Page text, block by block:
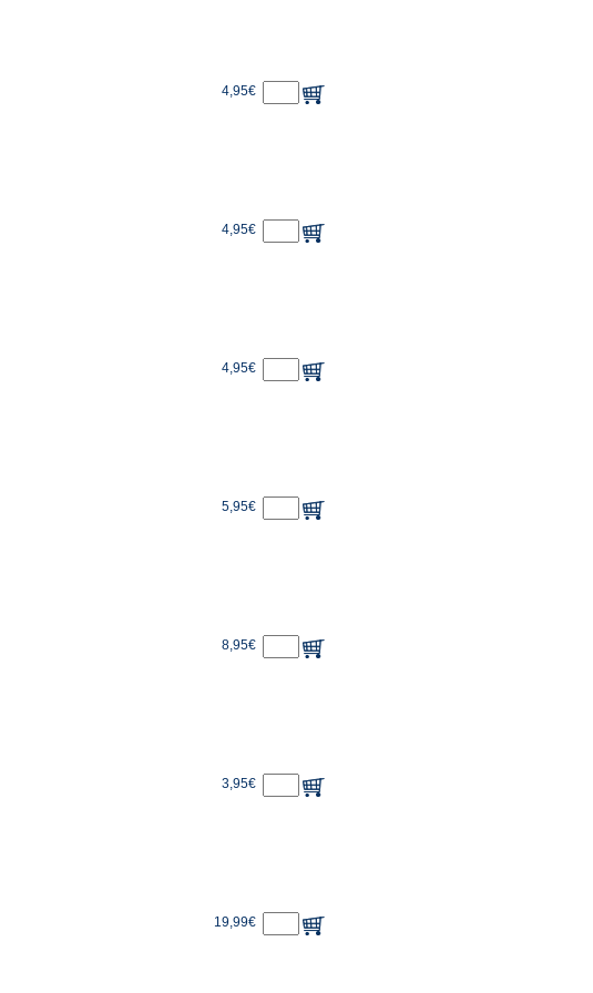
4,95€
4,95€
4,95€
5,95€
8,95€
3,95€
19,99€